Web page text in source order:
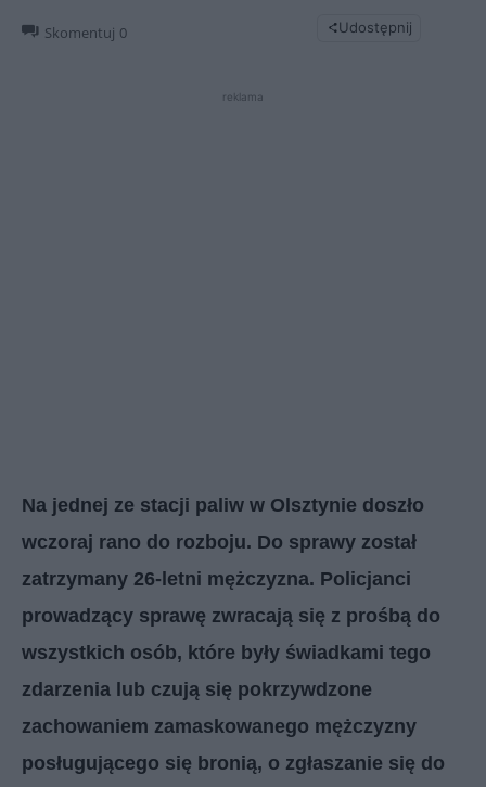
Skomentuj 0 Udostępnij
reklama
Na jednej ze stacji paliw w Olsztynie doszło
wczoraj rano do rozboju. Do sprawy został
zatrzymany 26-letni mężczyzna. Policjanci
prowadzący sprawę zwracają się z prośbą do
wszystkich osób, które były świadkami tego
zdarzenia lub czują się pokrzywdzone
zachowaniem zamaskowanego mężczyzny
posługującego się bronią, o zgłaszanie się do